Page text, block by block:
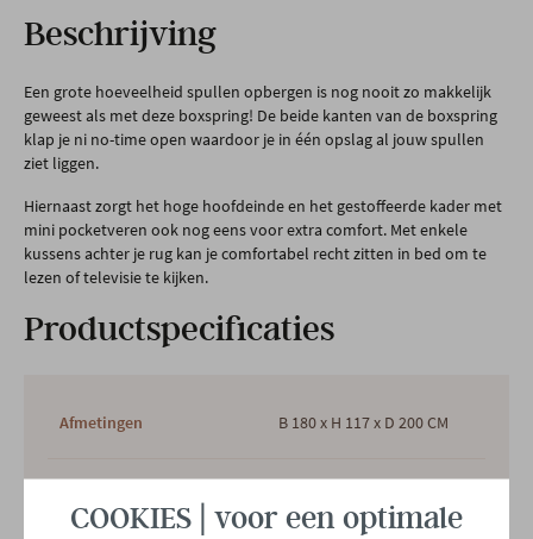
Beschrijving
Een grote hoeveelheid spullen opbergen is nog nooit zo makkelijk
geweest als met deze boxspring! De beide kanten van de boxspring
klap je ni no-time open waardoor je in één opslag al jouw spullen
ziet liggen.
Hiernaast zorgt het hoge hoofdeinde en het gestoffeerde kader met
mini pocketveren ook nog eens voor extra comfort. Met enkele
kussens achter je rug kan je comfortabel recht zitten in bed om te
lezen of televisie te kijken.
Productspecificaties
Afmetingen B 180 x H 117 x D 200 CM
COOKIES | voor een optimale